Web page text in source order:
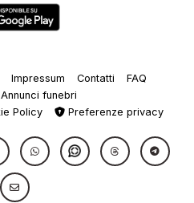
Impressum Contatti
FAQ
Annunci funebri
Policy Preferenze privacy